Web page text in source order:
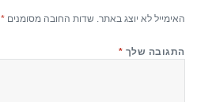
האימייל לא יוצג באתר. שדות החובה מסומנים*
התגובה שלך *